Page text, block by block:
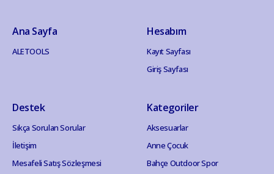
Ana Sayfa
ALETOOLS
Hesabım
Kayıt Sayfası
Giriş Sayfası
Destek
Sıkça Sorulan Sorular
İletişim
Mesafeli Satış Sözleşmesi
Kategoriler
Aksesuarlar
Anne Çocuk
Bahçe Outdoor Spor